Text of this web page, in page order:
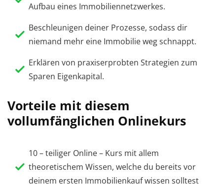
Aufbau eines Immobiliennetzwerkes.
Beschleunigen deiner Prozesse, sodass dir
niemand mehr eine Immobilie weg schnappt.
Erklären von praxiserprobten Strategien zum
Sparen Eigenkapital.
Vorteile mit diesem
vollumfänglichen Onlinekurs
10 – teiliger Online – Kurs mit allem
theoretischem Wissen, welche du bereits vor
deinem ersten Immobilienkauf wissen solltest